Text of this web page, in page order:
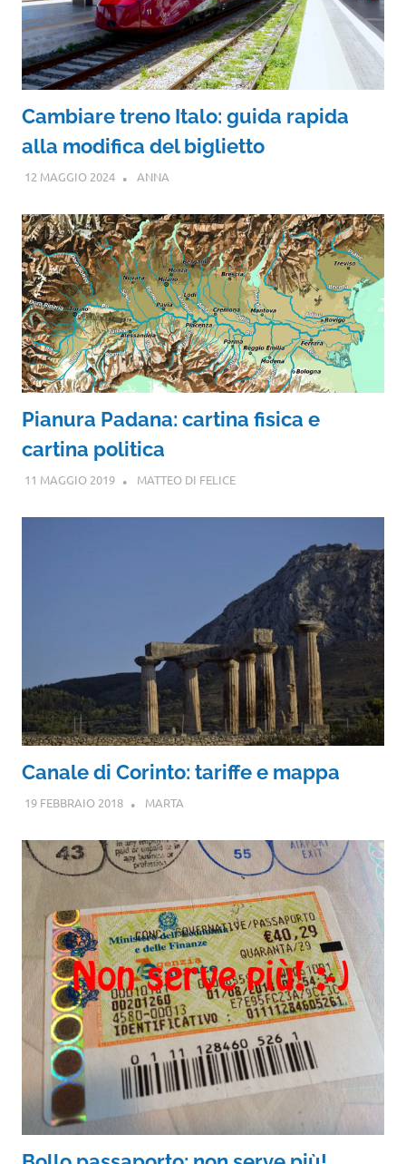
Cambiare treno Italo: guida rapida
alla modifica del biglietto
12 MAGGIO 2024 ANNA
Pianura Padana: cartina fisica e
cartina politica
11 MAGGIO 2019 MATTEO DI FELICE
Canale di Corinto: tariffe e mappa
19 FEBBRAIO 2018 MARTA